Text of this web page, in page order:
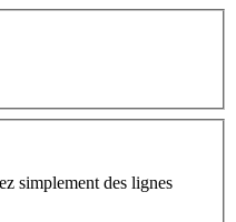
simplement des lignes